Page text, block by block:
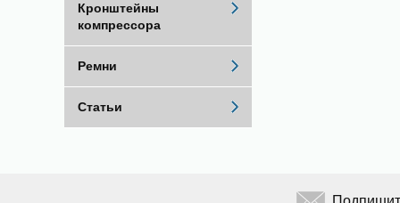
Кронштейны
компрессора
Ремни
Статьи